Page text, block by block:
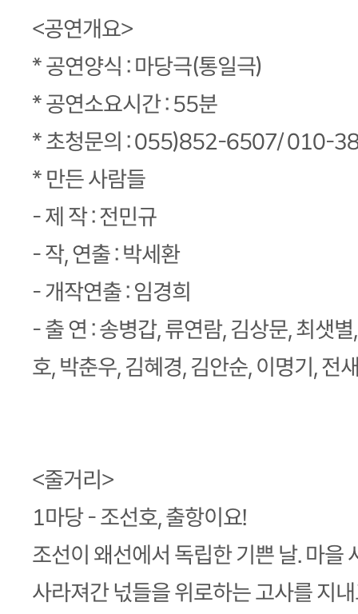
<공연개요>
* 공연양식 : 마당극(통일극)
* 공연소요시간 : 55분
* 초청문의 : 055)852-6507/ 010-
* 만든 사람들
- 제 작 : 전민규
- 작, 연출 : 박세환
- 개작연출 : 임경희
- 출 연 : 송병갑, 류연람, 김상문, 최샛
호, 박춘우, 김혜경, 김안순, 이명기, 전
<줄거리>
1마당 - 조선호, 출항이요!
조선이 왜선에서 독립한 기쁜 날. 마을
사라져간 넋들을 위로하는 고사를 지